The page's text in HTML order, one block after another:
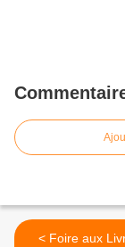
< Foire aux Livres de la